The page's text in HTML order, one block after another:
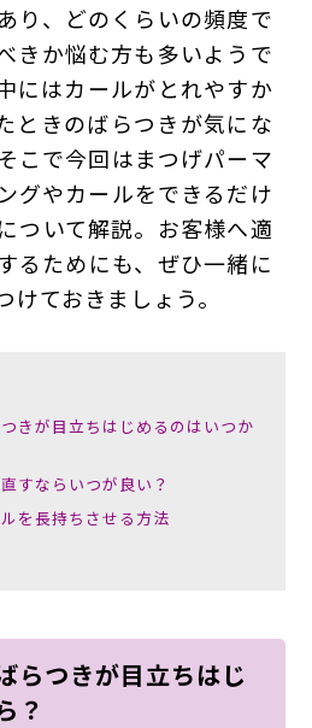
り、どのくらいの頻度で
きか悩む方も多いようで
にはカールがとれやすか
ときのばらつきが気にな
こで今回はまつげパーマ
グやカールをできるだけ
ついて解説。お客様へ適
るためにも、ぜひ一緒に
ておきましょう。
きが目立ちはじめるのはいつか
すならいつが良い？
を長持ちさせる方法
らつきが目立ちはじ
？